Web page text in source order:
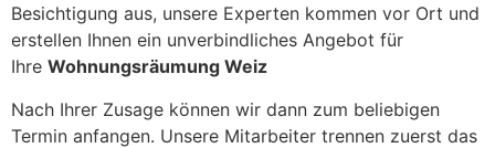
Besichtigung aus, unsere Experten kommen vor Ort und
erstellen Ihnen ein unverbindliches Angebot für
Ihre Wohnungsräumung Weiz
Nach Ihrer Zusage können wir dann zum beliebigen
Termin anfangen. Unsere Mitarbeiter trennen zuerst das